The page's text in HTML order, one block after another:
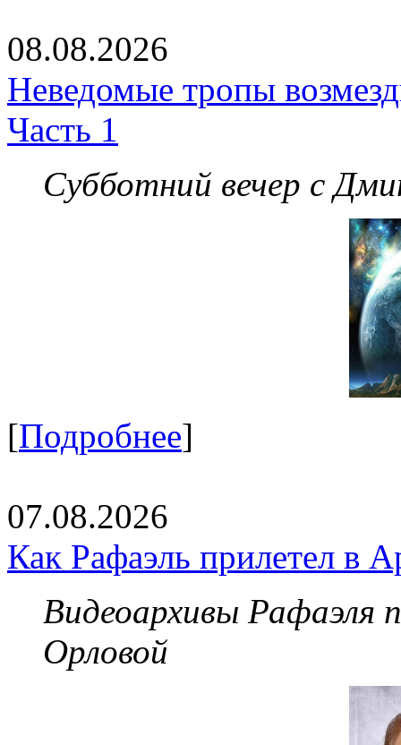
08.08.2026
Неведомые тропы
Часть 1
Субботний вечер с
[Подробнее]
07.08.2026
Как Рафаэль прилетел в
Видеоархивы Рафаэля
Орловой